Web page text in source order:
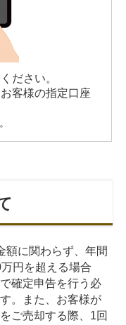
ださい。
客様の指定口座
額に関わらず、年間
円を超える場合
確定申告を行う必
。また、お客様が
ご売却する際、1回